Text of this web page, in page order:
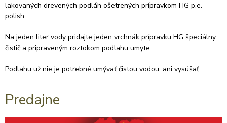
lakovaných drevených podláh ošetrených prípravkom HG p.e.
polish.
Na jeden liter vody pridajte jeden vrchnák prípravku HG špeciálny
čistič a pripraveným roztokom podlahu umyte.
Podlahu už nie je potrebné umývať čistou vodou, ani vysúšať.
Predajne